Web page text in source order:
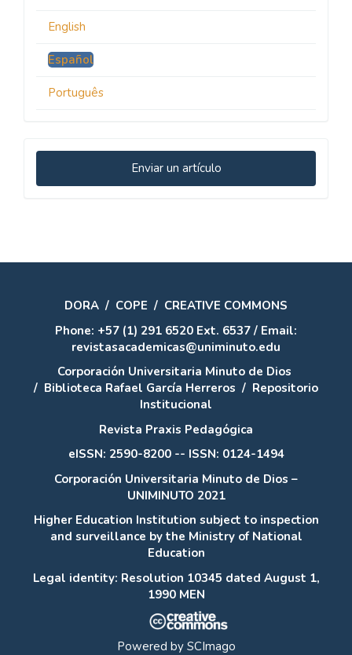
English
Español
Português
Enviar
un
Enviar un artículo
DORA / COPE / CREATIVE COMMONS
Phone: +57 (1) 291 6520 Ext. 6537 / Email:
revistasacademicas@uniminuto.edu
Corporación Universitaria Minuto de Dios
/ Biblioteca Rafael García Herreros / Repositorio
Institucional
Revista Praxis Pedagógica
eISSN: 2590-8200 -- ISSN: 0124-1494
Corporación Universitaria Minuto de Dios –
UNIMINUTO 2021
Higher Education Institution subject to inspection
and surveillance by the Ministry of National
Education
Legal identity: Resolution 10345 dated August 1,
1990 MEN
Powered by SCImago